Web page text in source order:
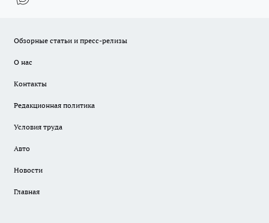
Обзорные статьи и пресс-релизы
О нас
Контакты
Редакционная политика
Условия труда
Авто
Новости
Главная